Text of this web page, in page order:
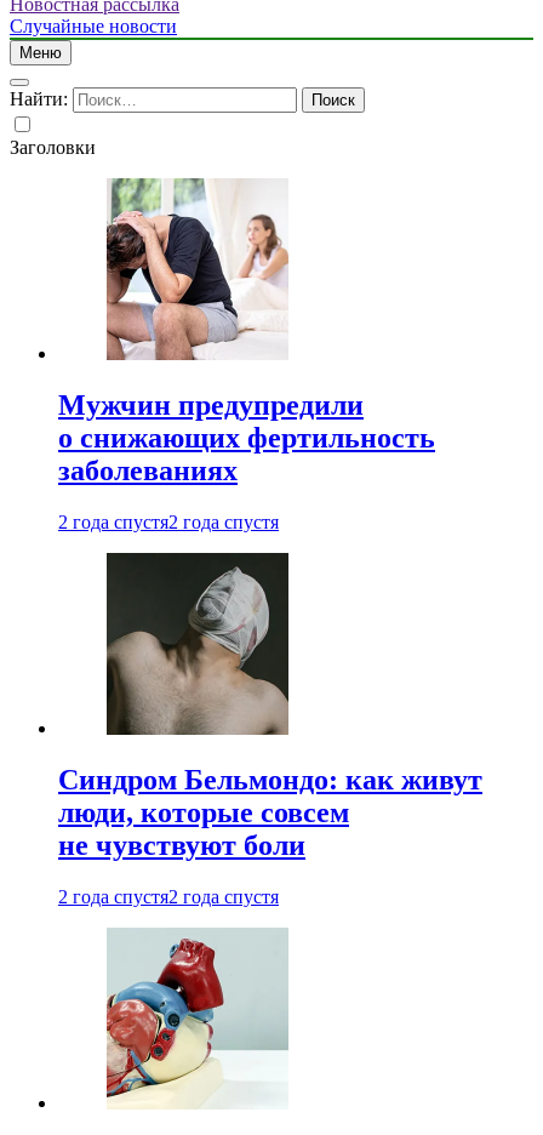
Новостная рассылка
Случайные новости
Меню
Найти:
Заголовки
Мужчин предупредили
о снижающих фертильность
заболеваниях
2 года спустя2 года спустя
Синдром Бельмондо: как живут
люди, которые совсем
не чувствуют боли
2 года спустя2 года спустя